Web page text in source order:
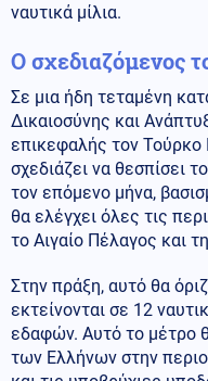
ναυτικά μίλια.
Ο σχεδιαζόμενος
Σε μια ήδη τεταμένη
Δικαιοσύνης και
επικεφαλής τον Τούρκο
σχεδιάζει να θεσπίσει
τον επόμενο μήνα,
θα ελέγχει όλες τις
το Αιγαίο Πέλαγος και
Στην πράξη, αυτό θα
εκτείνονται σε 12
εδαφών. Αυτό το μέτρο
των Ελλήνων στην